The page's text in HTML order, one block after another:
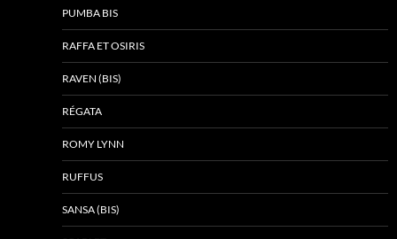
PUMBA BIS
RAFFA ET OSIRIS
RAVEN (BIS)
RÉGATA
ROMY LYNN
RUFFUS
SANSA (BIS)